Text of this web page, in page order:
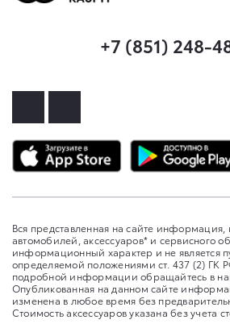
+7 (851) 248-
Вся представленная на сайте информация,
автомобилей, аксессуаров* и сервисного
информационный характер и не является
определяемой положениями ст. 437 (2) ГК
подробной информации обращайтесь в
Опубликованная на данном сайте
изменена в любое время без
Стоимость аксессуаров указана без учета